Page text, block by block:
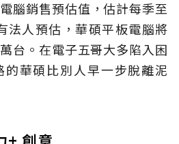
腦銷售預估值，估計每季至
法人預估，華碩平板電腦將
台。在電子五哥大多陷入困
華碩比別人早一步脫離泥